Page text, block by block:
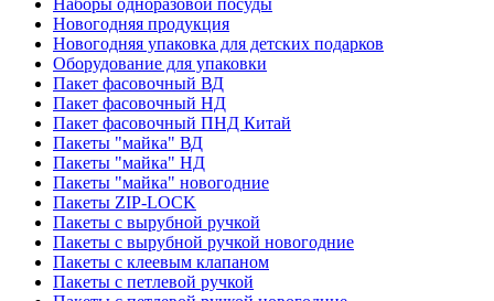
Наборы одноразовой посуды
Новогодняя продукция
Новогодняя упаковка для детских подарков
Оборудование для упаковки
Пакет фасовочный ВД
Пакет фасовочный НД
Пакет фасовочный ПНД Китай
Пакеты "майка" ВД
Пакеты "майка" НД
Пакеты "майка" новогодние
Пакеты ZIP-LOCK
Пакеты с вырубной ручкой
Пакеты с вырубной ручкой новогодние
Пакеты с клеевым клапаном
Пакеты с петлевой ручкой